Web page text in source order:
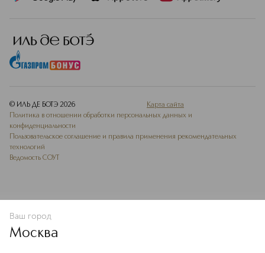
В КОРЗИНУ
© ИЛЬ ДЕ БОТЭ 2026
Карта сайта
Политика в отношении обработки персональных данных и
конфиденциальности
Пользовательское соглашение и правила применения рекомендательных
технологий
Ведомость СОУТ
Ваш город
Москва